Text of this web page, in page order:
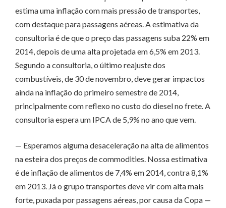
estima uma inflação com mais pressão de transportes,
com destaque para passagens aéreas. A estimativa da
consultoria é de que o preço das passagens suba 22% em
2014, depois de uma alta projetada em 6,5% em 2013.
Segundo a consultoria, o último reajuste dos
combustíveis, de 30 de novembro, deve gerar impactos
ainda na inflação do primeiro semestre de 2014,
principalmente com reflexo no custo do diesel no frete. A
consultoria espera um IPCA de 5,9% no ano que vem.
— Esperamos alguma desaceleração na alta de alimentos
na esteira dos preços de commodities. Nossa estimativa
é de inflação de alimentos de 7,4% em 2014, contra 8,1%
em 2013. Já o grupo transportes deve vir com alta mais
forte, puxada por passagens aéreas, por causa da Copa —